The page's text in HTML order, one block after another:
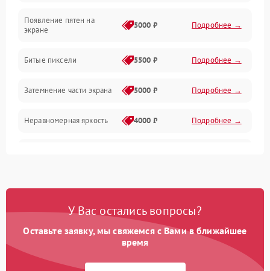
Сигнал и приём каналов
Механические повреждения
Программное обеспечение
Сеть и подключения
Аудио
Сетевая
Появление пятен на
экране
5000 ₽ Подробнее →
Битые пиксели 5500 ₽ Подробнее →
Затемнение части экрана 5000 ₽ Подробнее →
Неравномерная яркость 4000 ₽ Подробнее →
У Вас остались вопросы?
Оставьте заявку, мы свяжемся с Вами в ближайшее
время